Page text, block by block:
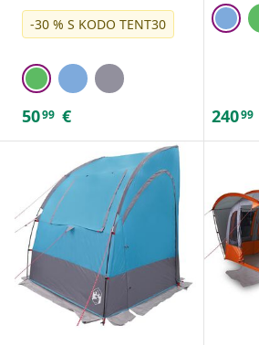
-30 % S KODO TENT30
5099 € 24099